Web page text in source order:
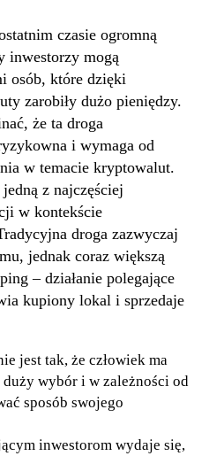
czasie ogromną
inwestorzy mogą
osób, które dzięki
zarobiły dużo pieniędzy.
że ta droga
i wymaga od
w temacie kryptowalut.
z najczęściej
w kontekście
droga zazwyczaj
jednak coraz większą
– działanie polegające
kupiony lokal i sprzedaje
jest tak, że człowiek ma
wybór i w zależności od
sposób swojego
inwestorom wydaje się,